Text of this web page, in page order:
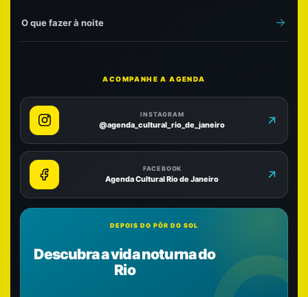
O que fazer à noite
ACOMPANHE A AGENDA
INSTAGRAM
@agenda_cultural_rio_de_janeiro
FACEBOOK
Agenda Cultural Rio de Janeiro
DEPOIS DO PÔR DO SOL
Descubra a vida noturna do
Rio